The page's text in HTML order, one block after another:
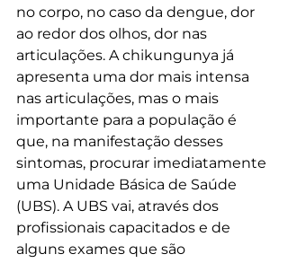
no corpo, no caso da dengue, dor
ao redor dos olhos, dor nas
articulações. A chikungunya já
apresenta uma dor mais intensa
nas articulações, mas o mais
importante para a população é
que, na manifestação desses
sintomas, procurar imediatamente
uma Unidade Básica de Saúde
(UBS). A UBS vai, através dos
profissionais capacitados e de
alguns exames que são